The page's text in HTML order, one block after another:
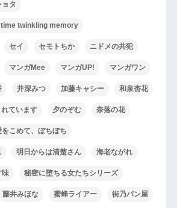
ョタ
time twinkling memory
セイ セモトちか ニドメの共犯
マンガMee マンガUP! マンガワン
井深みつ 加藤キャシー 和泉杏花
ています 夕のぞむ 奈落の花
をこめて、ぼちぼち
明日からは清楚さん 海老ながれ
味 秘密に堕ちる女たちシリーズ
藤井みほな 蜜蜂ライアー 街乃パン屋